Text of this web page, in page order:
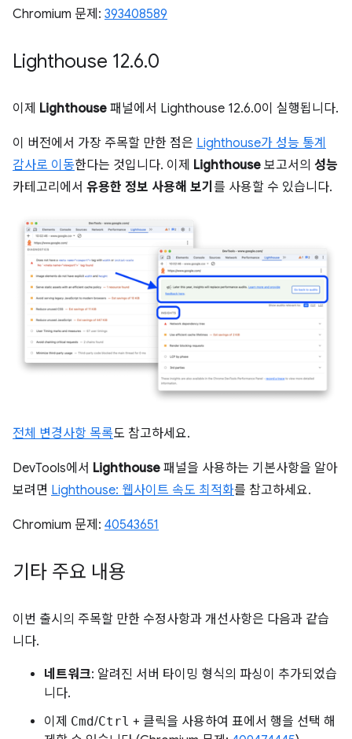
Chromium 문제: 393408589
Lighthouse 12.6.0
이제 Lighthouse 패널에서 Lighthouse 12.6.0이 실행됩니다.
이 버전에서 가장 주목할 만한 점은 Lighthouse가 성능 통계
감사로 이동한다는 것입니다. 이제 Lighthouse 보고서의 성능
카테고리에서 유용한 정보 사용해 보기 를 사용할 수 있습니다.
전체 변경사항 목록도 참고하세요.
DevTools에서 Lighthouse 패널을 사용하는 기본사항을 알아
보려면 Lighthouse: 웹사이트 속도 최적화를 참고하세요.
Chromium 문제: 40543651
기타 주요 내용
이번 출시의 주목할 만한 수정사항과 개선사항은 다음과 같습
니다.
네트워크: 알려진 서버 타이밍 형식의 파싱이 추가되었습
니다.
이제 Cmd/Ctrl + 클릭을 사용하여 표에서 행을 선택 해